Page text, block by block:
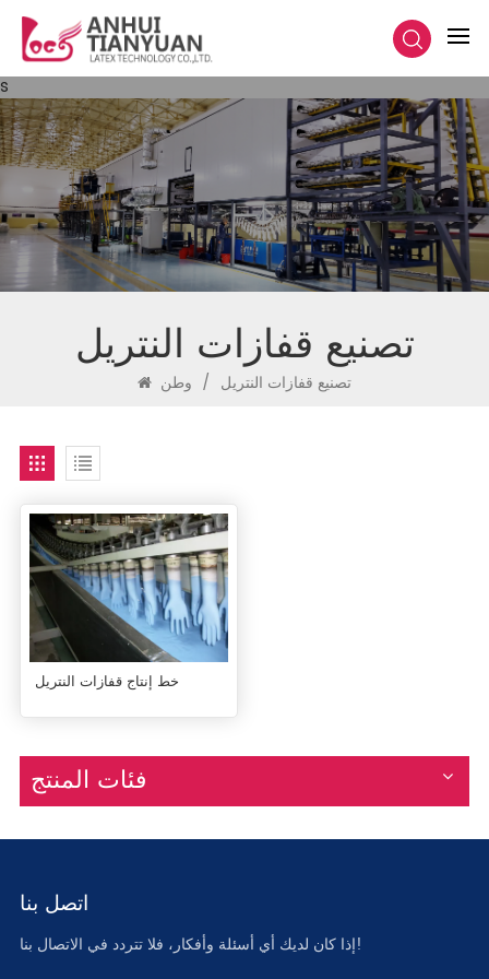
s
تصنيع قفازات النتريل
وطن / تصنيع قفازات النتريل
خط إنتاج قفازات النتريل
فئات المنتج
اتصل بنا
إذا كان لديك أي أسئلة وأفكار، فلا تتردد في الاتصال بنا!